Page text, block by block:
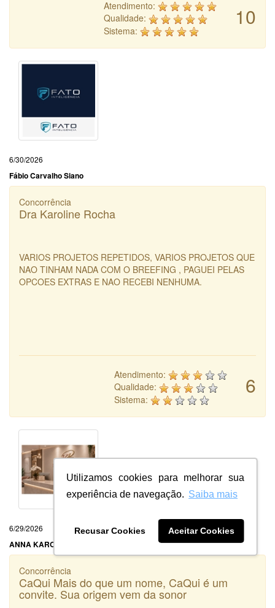
Utilizamos cookies para melhorar sua
experiência de navegação. Saiba mais
Recusar Cookies Aceitar Cookies
10
Atendimento:
Qualidade:
Sistema:
6/30/2026
Fábio Carvalho Siano
Concorrência
Dra Karoline Rocha
VARIOS PROJETOS REPETIDOS, VARIOS PROJETOS QUE
NAO TINHAM NADA COM O BREEFING , PAGUEI PELAS
OPCOES EXTRAS E NAO RECEBI NENHUMA.
6
Atendimento:
Qualidade:
Sistema:
6/29/2026
ANNA KAROLINE ROCHA DE SOUSA
Concorrência
CaQui Mais do que um nome, CaQui é um
convite. Sua origem vem da sonor